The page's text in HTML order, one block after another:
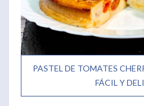
PASTEL DE TOMATES
FÁCIL Y